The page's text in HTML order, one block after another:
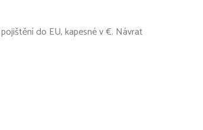
do EU, kapesné v €. Návrat